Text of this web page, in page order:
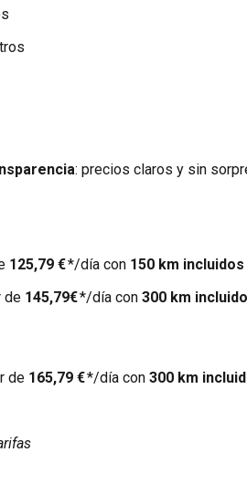
: precios claros y sin
125,79 €*/día con 150 km incluidos
de 145,79€*/día con 300 km
de 165,79 €*/día con 300 km